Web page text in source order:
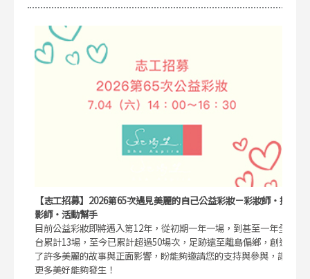
【志工招募】2026第65次遇見美麗的自己公益彩妝－彩妝師・攝
影師・活動幫手
目前公益彩妝即將邁入第12年，從初期一年一場，到甚至一年全
台累計13場，至今已累計超過50場次，足跡遠至離島偏鄉，創造
了許多美麗的故事與正面影響，盼能夠邀請您的支持與參與，讓
更多美好能夠發生！